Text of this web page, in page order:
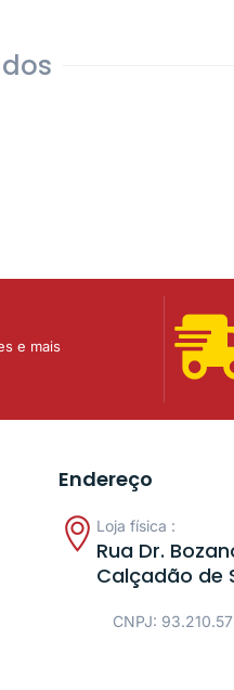
e mais
Endereço
Loja física :
Rua Dr.
Calçadão de
CNPJ: